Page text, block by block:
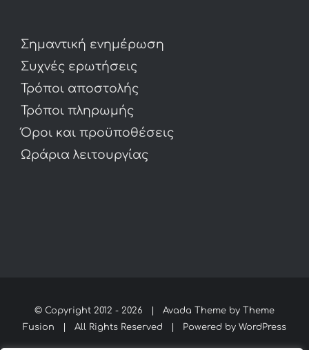
Σημαντική ενημέρωση
Συχνές ερωτήσεις
Τρόποι αποστολής
Τρόποι πληρωμής
Όροι και προϋποθέσεις
Ωράρια λειτουργίας
© Copyright 2012 - 2026 | Avada Theme by
Theme
Fusion | All Rights Reserved | Powered by WordPress